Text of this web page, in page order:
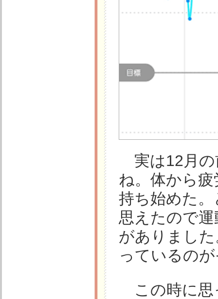
実は12月の
ね。体から
持ち始めた
思えたので
がありまし
っているの
この時に思